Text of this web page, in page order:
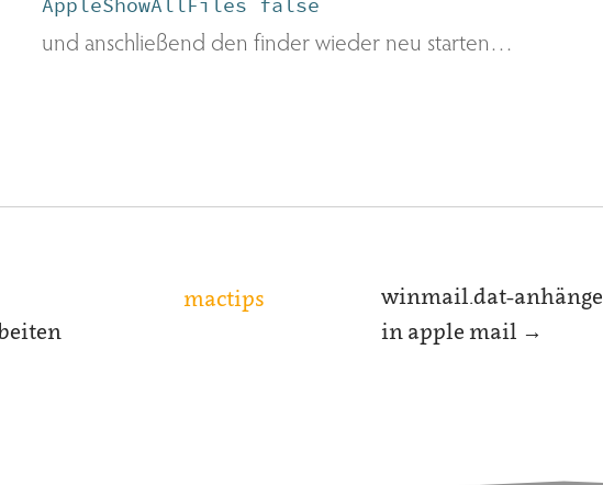
AppleShowAllFiles false
und anschließend den finder wieder neu starten…
mactips
winmail.dat-anhänge
in apple mail →